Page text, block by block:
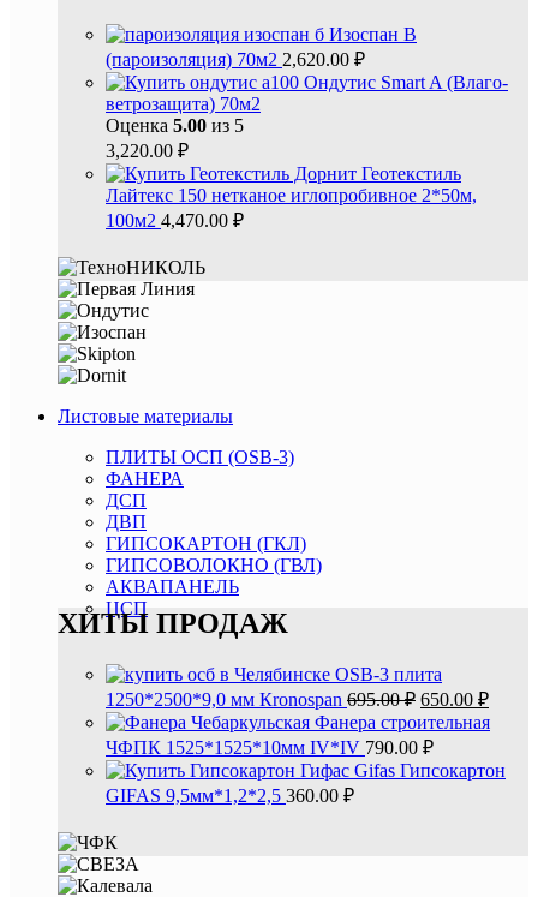
Изоспан В
(пароизоляция) 70м2 2,620.00 ₽
Ондутис Smart A (Влаго-
ветрозащита) 70м2
Оценка 5.00 из 5
3,220.00 ₽
Геотекстиль
Лайтекс 150 нетканое иглопробивное 2*50м,
100м2 4,470.00 ₽
Листовые материалы
ПЛИТЫ ОСП (OSB-3)
ФАНЕРА
ДСП
ДВП
ГИПСОКАРТОН (ГКЛ)
ГИПСОВОЛОКНО (ГВЛ)
АКВАПАНЕЛЬ
ЦСП
ХИТЫ ПРОДАЖ
OSB-3 плита
1250*2500*9,0 мм Кronospan 695.00₽
цена
составляла
695.00 ₽.
650.00 ₽
цена:
Фанера строительная
ЧФПК 1525*1525*10мм IV*IV 790.00 ₽
Гипсокартон
GIFAS 9,5мм*1,2*2,5 360.00 ₽